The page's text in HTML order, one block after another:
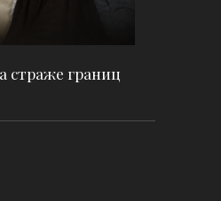
страже границ